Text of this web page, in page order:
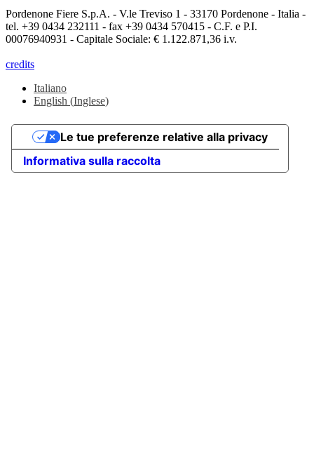
Pordenone Fiere S.p.A. - V.le Treviso 1 - 33170 Pordenone - Italia -
tel. +39 0434 232111 - fax +39 0434 570415 - C.F. e P.I.
00076940931 - Capitale Sociale: € 1.122.871,36 i.v.
credits
Italiano
English (Inglese)
Informativa sulla raccolta
Le tue preferenze relative alla privacy